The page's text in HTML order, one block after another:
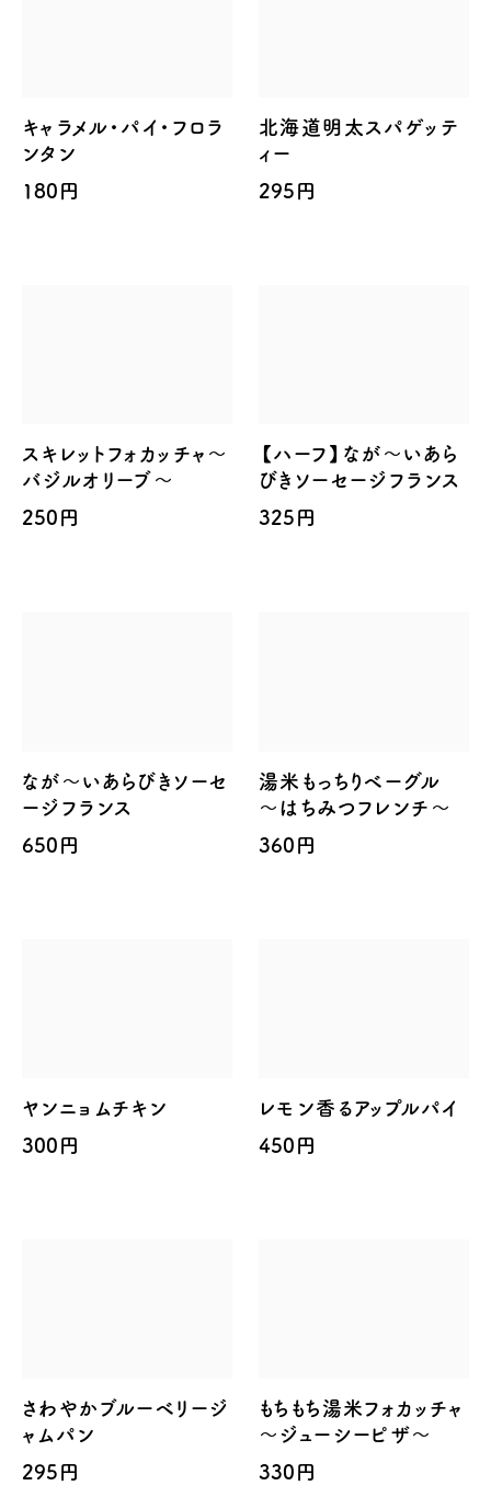
キャラメル・パイ・フロラ
ンタン
180円
北海道明太スパゲッテ
ィー
295円
スキレットフォカッチャ～
バジルオリーブ～
250円
【ハーフ】なが～いあら
びきソーセージフランス
325円
なが～いあらびきソーセ
ージフランス
650円
湯米もっちりベーグル
～はちみつフレンチ～
360円
ヤンニョムチキン
300円
レモン香るアップルパイ
450円
さわやかブルーベリージ
ャムパン
295円
もちもち湯米フォカッチャ
～ジューシーピザ～
330円